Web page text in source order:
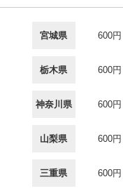
宮城県 600円
栃木県 600円
神奈川県 600円
山梨県 600円
三重県 600円